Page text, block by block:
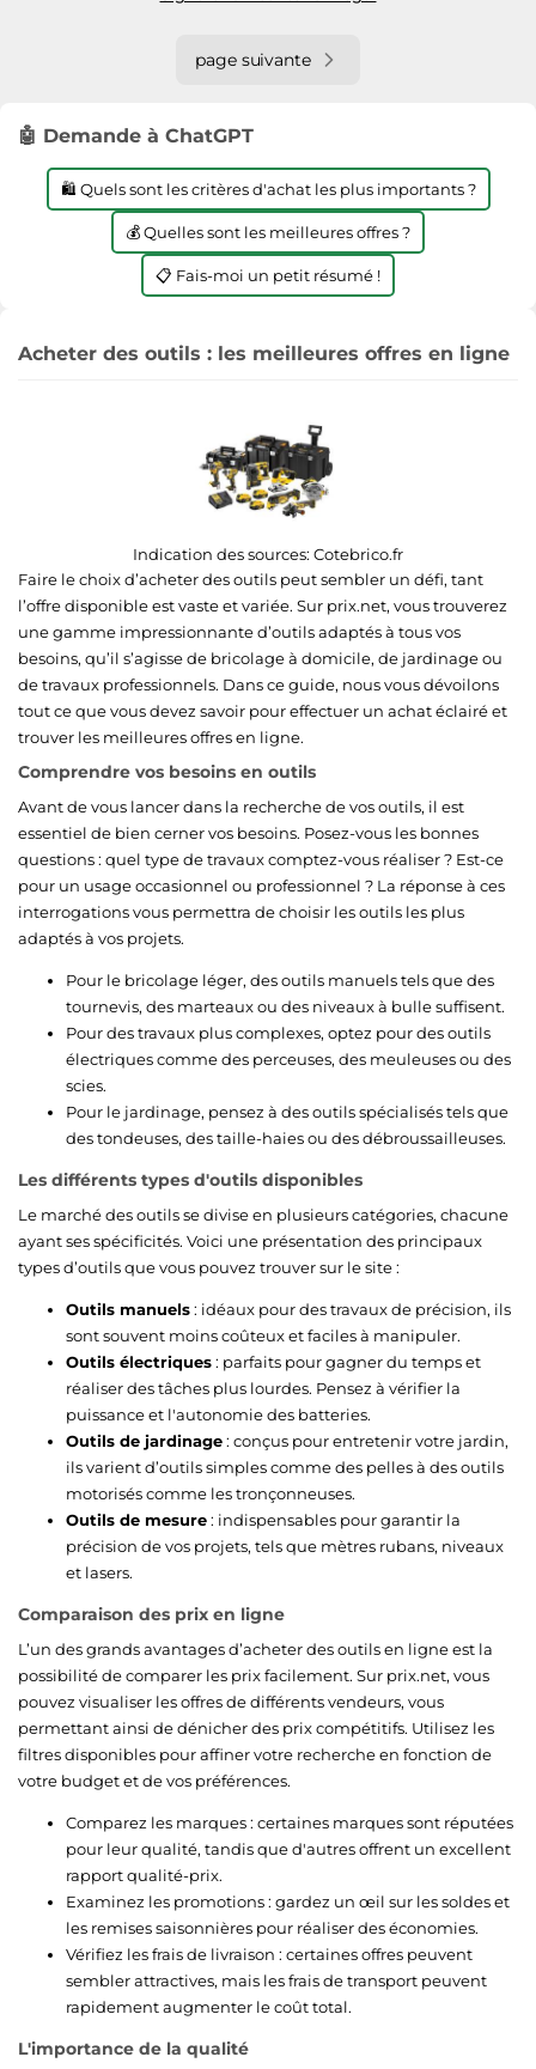
page suivante
🤖 Demande à ChatGPT
🛍️ Quels sont les critères d'achat les plus importants ?
💰 Quelles sont les meilleures offres ?
📋 Fais-moi un petit résumé !
Acheter des outils : les meilleures offres en ligne
Indication des sources: Cotebrico.fr
Faire le choix d’acheter des outils peut sembler un défi, tant
l’offre disponible est vaste et variée. Sur prix.net, vous trouverez
une gamme impressionnante d’outils adaptés à tous vos
besoins, qu’il s’agisse de bricolage à domicile, de jardinage ou
de travaux professionnels. Dans ce guide, nous vous dévoilons
tout ce que vous devez savoir pour effectuer un achat éclairé et
trouver les meilleures offres en ligne.
Comprendre vos besoins en outils
Avant de vous lancer dans la recherche de vos outils, il est
essentiel de bien cerner vos besoins. Posez-vous les bonnes
questions : quel type de travaux comptez-vous réaliser ? Est-ce
pour un usage occasionnel ou professionnel ? La réponse à ces
interrogations vous permettra de choisir les outils les plus
adaptés à vos projets.
Pour le bricolage léger, des outils manuels tels que des
tournevis, des marteaux ou des niveaux à bulle suffisent.
Pour des travaux plus complexes, optez pour des outils
électriques comme des perceuses, des meuleuses ou des
scies.
Pour le jardinage, pensez à des outils spécialisés tels que
des tondeuses, des taille-haies ou des débroussailleuses.
Les différents types d'outils disponibles
Le marché des outils se divise en plusieurs catégories, chacune
ayant ses spécificités. Voici une présentation des principaux
types d’outils que vous pouvez trouver sur le site :
Outils manuels: idéaux pour des travaux de précision, ils
sont souvent moins coûteux et faciles à manipuler.
Outils électriques: parfaits pour gagner du temps et
réaliser des tâches plus lourdes. Pensez à vérifier la
puissance et l'autonomie des batteries.
Outils de jardinage: conçus pour entretenir votre jardin,
ils varient d’outils simples comme des pelles à des outils
motorisés comme les tronçonneuses.
Outils de mesure: indispensables pour garantir la
précision de vos projets, tels que mètres rubans, niveaux
et lasers.
Comparaison des prix en ligne
L’un des grands avantages d’acheter des outils en ligne est la
possibilité de comparer les prix facilement. Sur prix.net, vous
pouvez visualiser les offres de différents vendeurs, vous
permettant ainsi de dénicher des prix compétitifs. Utilisez les
filtres disponibles pour affiner votre recherche en fonction de
votre budget et de vos préférences.
Comparez les marques : certaines marques sont réputées
pour leur qualité, tandis que d'autres offrent un excellent
rapport qualité-prix.
Examinez les promotions : gardez un œil sur les soldes et
les remises saisonnières pour réaliser des économies.
Vérifiez les frais de livraison : certaines offres peuvent
sembler attractives, mais les frais de transport peuvent
rapidement augmenter le coût total.
L'importance de la qualité